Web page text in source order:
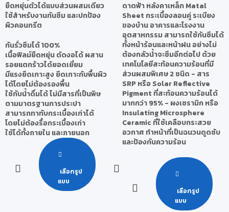
ยืดหยุ่นตัวได้แบบส่วนผสมเดียว
ใช้สำหรับงานกันซึม และปกป้อง
ผิวคอนกรีต
กันรั่วซึมได้ 100%
เนื้อฟิลม์ยืดหยุ่น ดัดงอได้ ผสาน
รอยแตกร้าวได้ยอดเยี่ยม
มีแรงยึดเกาะสูง ยึดเกาะกับพื้นผิว
ได้โดยไม่ต้องรองพื้น
ใช้กับน้ำดื่มได้ ไม่มีสารที่เป็นพิษ
ตามมาตรฐานการประปา
สามารถทาทับกระเบื้องเก่าได้
โดยไม่ต้องรื้อกระเบื้องเก่า
ใช้ได้ทั้งภายใน และภายนอก
เลือกรูป
แบบ
ดาดฟ้า หลังคาเหล็ก Matal
Sheet กระเบื้องลอนคู่ ระเบียง
ของบ้าน อาคารและโรงงาน
อุตสาหกรรม สามารถใช้กันซึมได้
ทั้งหน้าร้อนและหน้าฝน อย่างไม่
ต้องกลัวน้ำจะซึมอีกต่อไป ด้วย
เทคโนโลยีสะท้อนความร้อนที่มี
ส่วนผสมพิเศษ 2 ชนิด - สาร
SRP หรือ Solar Reflective
Pigment ที่สะท้อนความร้อนได้
มากกว่า 95% - ผงเซรามิก หรือ
Insulating Microsphere
Ceramic ที่ใช้เคลือบกระสวย
อวกาศ ทำหน้าที่เป็นฉนวนดูดซับ
และป้องกันความร้อน
เลือกรูป
แบบ